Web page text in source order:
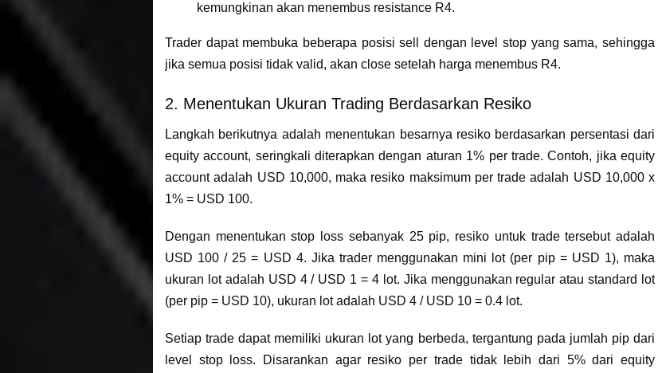
kemungkinan akan menembus resistance R4.
Trader dapat membuka beberapa posisi sell dengan level stop yang sama, sehingga
jika semua posisi tidak valid, akan close setelah harga menembus R4.
2. Menentukan Ukuran Trading Berdasarkan Resiko
Langkah berikutnya adalah menentukan besarnya resiko berdasarkan persentasi dari
equity account, seringkali diterapkan dengan aturan 1% per trade. Contoh, jika equity
account adalah USD 10,000, maka resiko maksimum per trade adalah USD 10,000 x
1% = USD 100.
Dengan menentukan stop loss sebanyak 25 pip, resiko untuk trade tersebut adalah
USD 100 / 25 = USD 4. Jika trader menggunakan mini lot (per pip = USD 1), maka
ukuran lot adalah USD 4 / USD 1 = 4 lot. Jika menggunakan regular atau standard lot
(per pip = USD 10), ukuran lot adalah USD 4 / USD 10 = 0.4 lot.
Setiap trade dapat memiliki ukuran lot yang berbeda, tergantung pada jumlah pip dari
level stop loss. Disarankan agar resiko per trade tidak lebih dari 5% dari equity